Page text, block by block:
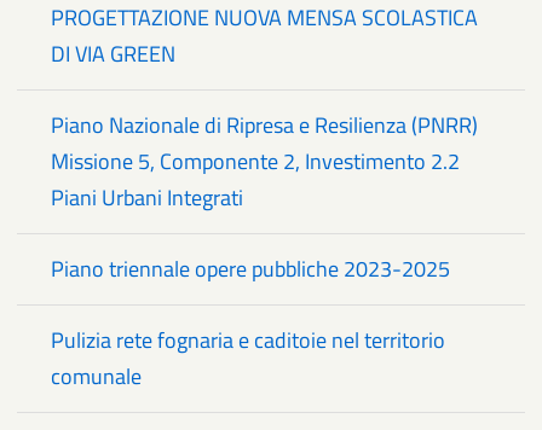
PROGETTAZIONE NUOVA MENSA SCOLASTICA
DI VIA GREEN
Piano Nazionale di Ripresa e Resilienza (PNRR)
Missione 5, Componente 2, Investimento 2.2
Piani Urbani Integrati
Piano triennale opere pubbliche 2023-2025
Pulizia rete fognaria e caditoie nel territorio
comunale